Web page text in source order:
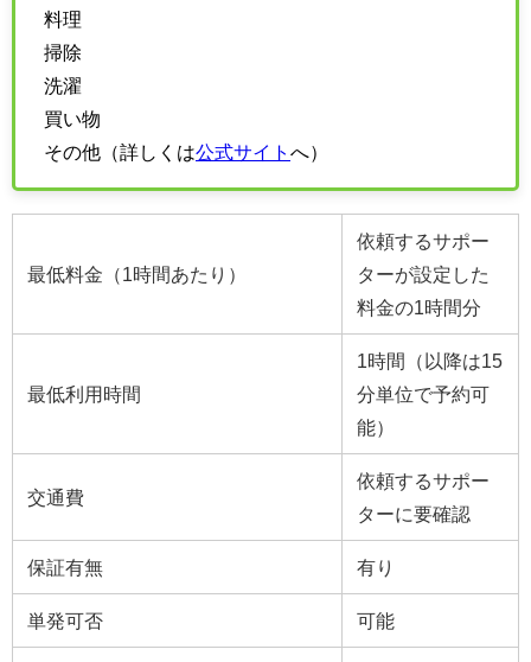
料理
掃除
洗濯
買い物
その他（詳しくは公式サイト へ）
最低料金（1時間あたり）
依頼するサポー
ターが設定した
料金の1時間分
最低利用時間
1時間（以降は15
分単位で予約可
能）
交通費
依頼するサポー
ターに要確認
保証有無 有り
単発可否 可能